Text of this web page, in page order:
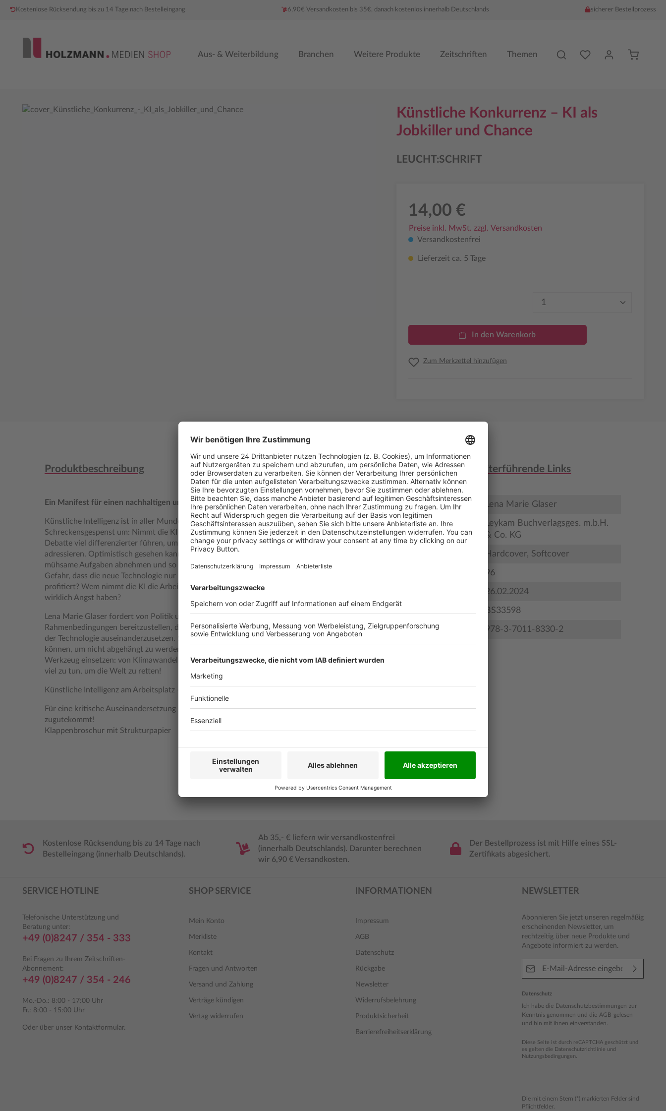
Kostenlose Rücksendung bis zu 14 Tage nach Bestelleingang 6,90€ Versandkosten bis 35€, danach kostenlos innerhalb Deutschlands sicherer Bestellprozess
Aus- & Weiterbildung Branchen Weitere Produkte Zeitschriften Themen Du hast %counter%
Bildergalerie überspringen
Künstliche Konkurrenz – KI als
Jobkiller und Chance
LEUCHT:SCHRIFT
14,00 €
Preise inkl. MwSt. zzgl. Versandkosten
Versandkostenfrei
Lieferzeit ca. 5 Tage
Produkt Anzahl: Gib
In den Warenkorb
Zum Merkzettel hinzufügen
Produktbeschreibung
Ein Manifest für einen nachhaltigen und gerechten Umgang mit KI
Künstliche Intelligenz ist in aller Munde und medial geht das
Schreckensgespenst um: Nimmt die KI nun allen die Jobs weg? Wir müssen die
Debatte viel differenzierter führen, um die wahren Ängste und Probleme zu
adressieren. Optimistisch gesehen kann uns die KI durchaus entlasten, uns
mühsame Aufgaben abnehmen und so Zeit schenken. Gleichzeitig aber droht die
Gefahr, dass die neue Technologie nur Privilegierten zugutekommt. Wer
profitiert? Wem nimmt die KI die Arbeit ab, wen unterstützt sie? Und wer muss
wirklich Angst haben?
Lena Marie Glaser fordert von Politik und Wirtschaft, die notwendigen
Rahmenbedingungen bereitzustellen, damit alle lernen können, sich kritisch mit
der Technologie auseinanderzusetzen. Sie zeigt auf, was wir persönlich tun
können, um nicht abgehängt zu werden. Nur dann können wir die KI als
Werkzeug einsetzen: von Klimawandel bis Geschlechtergerechtigkeit. Es gibt
viel zu tun, um die Welt zu retten!
Künstliche Intelligenz am Arbeitsplatz – welche Fragen wir jetzt stellen müssen.
Für eine kritische Auseinandersetzung mit neuer Technologie, damit sie allen
zugutekommt!
Klappenbroschur mit Strukturpapier
Informationen & weiterführende Links
Autor Lena Marie Glaser
Verlag
Leykam Buchverlagsges. m.b.H.
& Co. KG
Hardcover, Softcover
96
26.02.2024
BS33598
ISBN 978-3-7011-8330-2
Kostenlose Rücksendung bis zu 14 Tage nach
Bestelleingang (innerhalb Deutschlands).
Ab 35,- € liefern wir versandkostenfrei
(innerhalb Deutschlands). Darunter berechnen
wir 6,90 € Versandkosten.
Der Bestellprozess ist mit Hilfe eines SSL-
Zertifikats abgesichert.
SERVICE HOTLINE
Telefonische Unterstützung und
Beratung unter:
+49 (0)8247 / 354 - 333
Bei Fragen zu Ihrem Zeitschriften-
Abonnement:
+49 (0)8247 / 354 - 246
Mo.-Do.: 8:00 - 17:00 Uhr
Fr.: 8:00 - 15:00 Uhr
Oder über unser Kontaktformular.
SHOP SERVICE
Mein Konto
Merkliste
Kontakt
Fragen und Antworten
Versand und Zahlung
Verträge kündigen
Vertag widerrufen
INFORMATIONEN
Impressum
AGB
Datenschutz
Rückgabe
Newsletter
Widerrufsbelehrung
Produktsicherheit
Barrierefreiheitserklärung
NEWSLETTER
Abonnieren Sie jetzt unseren regelmäßig
erscheinenden Newsletter, um
rechtzeitig über neue Produkte und
Angebote informiert zu werden.
Datenschutz
Ich habe die Datenschutzbestimmungen zur
Kenntnis genommen und die AGB gelesen
und bin mit ihnen einverstanden.
Diese Seite ist durch reCAPTCHA geschützt und
es gelten die Datenschutzrichtlinie und
Nutzungsbedingungen
Die mit einem Stern (*) markierten Felder sind
Pflichtfelder.